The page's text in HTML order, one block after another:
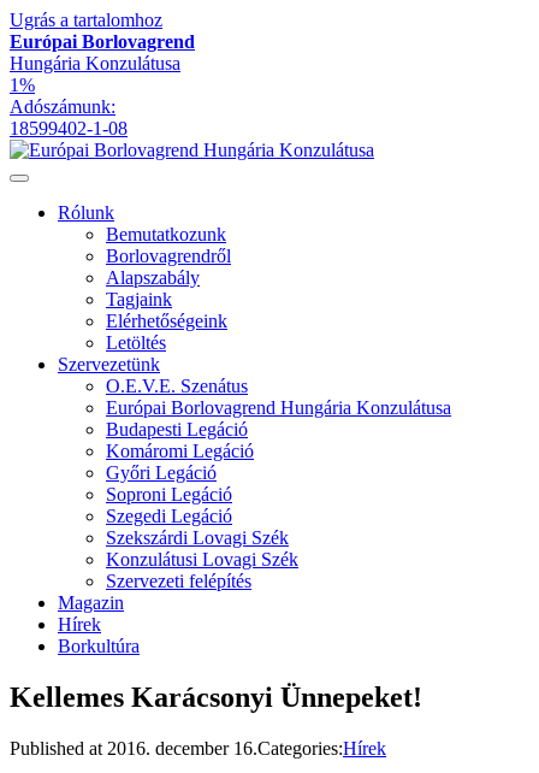
Ugrás a tartalomhoz
Európai Borlovagrend
Hungária Konzulátusa
1%
Adószámunk:
18599402-1-08
Rólunk
Bemutatkozunk
Borlovagrendről
Alapszabály
Tagjaink
Elérhetőségeink
Letöltés
Szervezetünk
O.E.V.E. Szenátus
Európai Borlovagrend Hungária Konzulátusa
Budapesti Legáció
Komáromi Legáció
Győri Legáció
Soproni Legáció
Szegedi Legáció
Szekszárdi Lovagi Szék
Konzulátusi Lovagi Szék
Szervezeti felépítés
Magazin
Hírek
Borkultúra
Kellemes Karácsonyi Ünnepeket!
Published at 2016. december 16.Categories:Hírek